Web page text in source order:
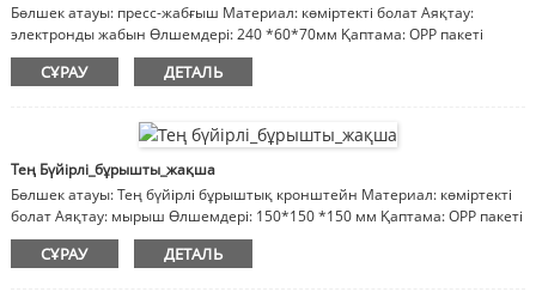
Бөлшек атауы: пресс-жабғыш Материал: көміртекті болат Аяқтау:
электронды жабын Өлшемдері: 240 *60*70мм Қаптама: OPP пакеті
немесе қорап, картон, ағаш қорап Ескертпе: материал, әрлеу,
өлшемдер реттеледі
СҰРАУ ДЕТАЛЬ
Тең Бүйірлі_бұрышты_жақша
Бөлшек атауы: Тең бүйірлі бұрыштық кронштейн Материал: көміртекті
болат Аяқтау: мырыш Өлшемдері: 150*150 *150 мм Қаптама: OPP пакеті
немесе қорап, картон, ағаш қорап Ескертпе: материал, әрлеу,
өлшемдер реттеледі
СҰРАУ ДЕТАЛЬ